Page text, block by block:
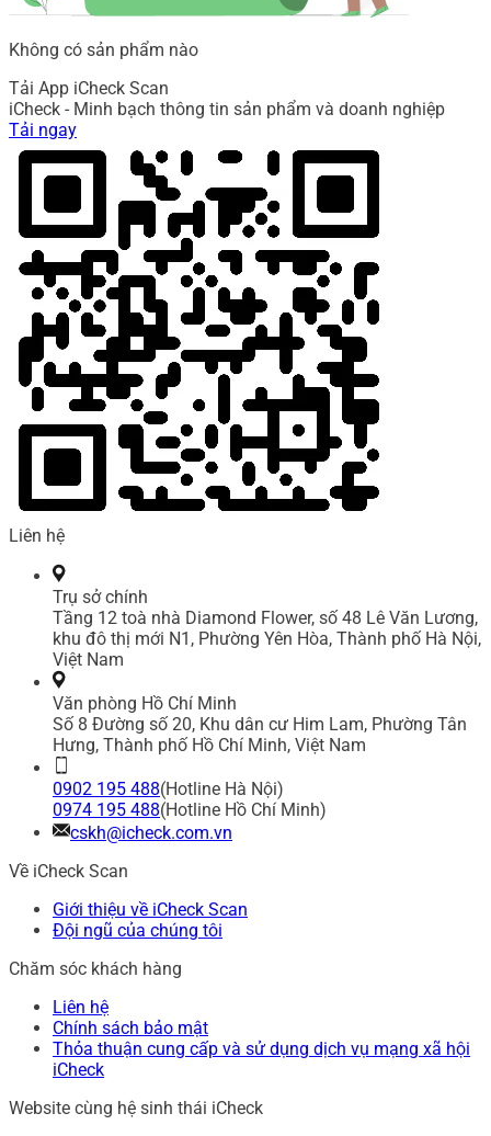
Không có sản phẩm nào
Tải App iCheck Scan
iCheck - Minh bạch thông tin sản phẩm và doanh nghiệp
Tải ngay
Liên hệ
Trụ sở chính
Tầng 12 toà nhà Diamond Flower, số 48 Lê Văn Lương,
khu đô thị mới N1, Phường Yên Hòa, Thành phố Hà Nội,
Việt Nam
Văn phòng Hồ Chí Minh
Số 8 Đường số 20, Khu dân cư Him Lam, Phường Tân
Hưng, Thành phố Hồ Chí Minh, Việt Nam
0902 195 488(Hotline Hà Nội)
0974 195 488(Hotline Hồ Chí Minh)
cskh@icheck.com.vn
Về iCheck Scan
Giới thiệu về iCheck Scan
Đội ngũ của chúng tôi
Chăm sóc khách hàng
Liên hệ
Chính sách bảo mật
Thỏa thuận cung cấp và sử dụng dịch vụ mạng xã hội
iCheck
Website cùng hệ sinh thái iCheck